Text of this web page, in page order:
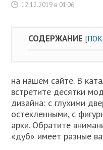
12.12.2019 в 01:06
СОДЕРЖАНИЕ [
на нашем сайте. В
встретите десятки
дизайна: с глухими
остекленными, с
арки. Обратите
«дуб» имеет разные